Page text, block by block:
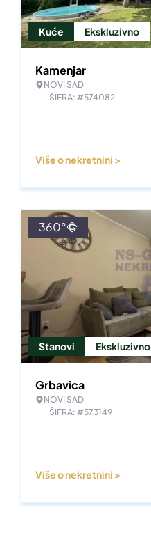
Kuće Ekskluzivno
Kamenjar
NOVI SAD
ŠIFRA: #574082
Više o nekretnini >
Stanovi Ekskluzivno
360°
Grbavica
NOVI SAD
ŠIFRA: #573149
Više o nekretnini >